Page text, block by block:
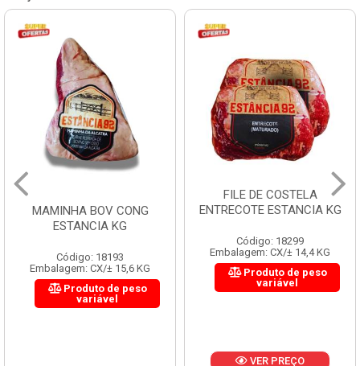
MAMINHA BOV CONG
ESTANCIA KG
Código: 18193
Embalagem: CX/± 15,6 KG
Produto de peso
variável
FILE DE COSTELA
ENTRECOTE ESTANCIA KG
Código: 18299
Embalagem: CX/± 14,4 KG
Produto de peso
variável
VER PREÇO